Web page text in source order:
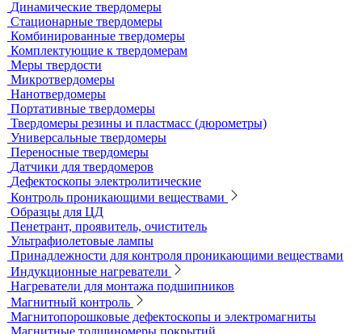
Принадлежности для рентгеновских аппаратов
Пауки, штативы для рентгеновских аппаратов
Твердометрия (контроль твердости)
Ультразвуковые твердомеры
Динамические твердомеры
Стационарные твердомеры
Комбинированные твердомеры
Комплектующие к твердомерам
Меры твердости
Микротвердомеры
Нанотвердомеры
Портативные твердомеры
Твердомеры резины и пластмасс (дюрометры)
Универсальные твердомеры
Переносные твердомеры
Датчики для твердомеров
Дефектоскопы электролитические
Контроль проникающими веществами
Образцы для ЦД